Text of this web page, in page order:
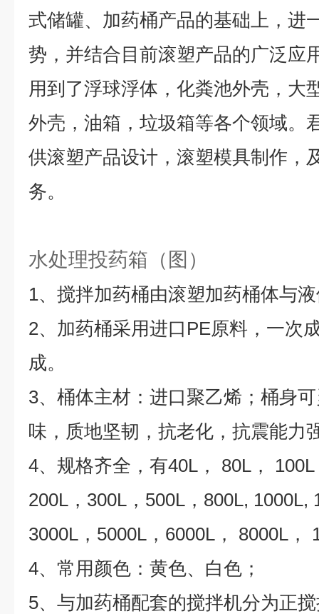
式储罐、加药桶产品的基础上，进
势，并结合目前滚塑产品的广泛应
用到了浮球浮体，化粪池外壳，大
外壳，油箱，垃圾箱等各个领域。
供滚塑产品设计，滚塑模具制作，
务。
水处理投药箱（图）
1、搅拌加药桶由滚塑加药桶体与
2、加药桶采用进口PE原料，一次
成。
3、桶体主材：进口聚乙烯；桶身
味，质地坚韧，抗老化，抗震能力
4、规格齐全，有40L， 80L，
200L，300L，500L，800L, 1000L,
3000L，5000L，6000L， 8000L，
4、常用颜色：黄色、白色；
5、与加药桶配套的搅拌机分为正